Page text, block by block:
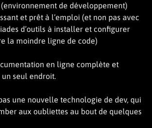
(environnement de développement)
et prêt à l’emploi (et non pas avec
d’outils à installer et configurer
la moindre ligne de code)
en ligne complète et
seul endroit.
une nouvelle technologie de dev, qui
aux oubliettes au bout de quelques